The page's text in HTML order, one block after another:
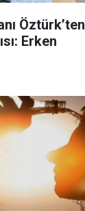
Öztürk’ten
Erken